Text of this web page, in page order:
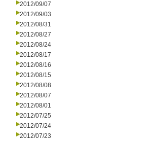
2012/09/07
2012/09/03
2012/08/31
2012/08/27
2012/08/24
2012/08/17
2012/08/16
2012/08/15
2012/08/08
2012/08/07
2012/08/01
2012/07/25
2012/07/24
2012/07/23